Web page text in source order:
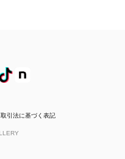
引法に基づく表記